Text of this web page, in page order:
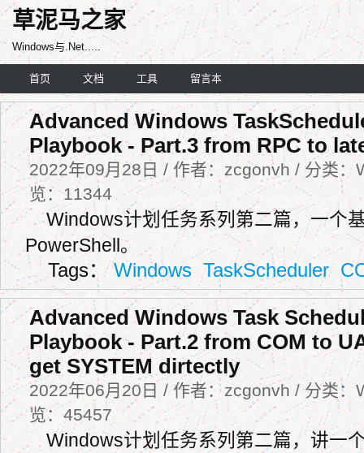
草泥马之家
Windows与.Net.....
首页 文档 工具 留言本
Advanced Windows
Playbook - Part.3 from RPC to
2022年09月28日 / 作者：zcgonvh / 分类：
览：11344
Windows计划任务系列第二篇，一个
PowerShell。
Tags：Windows TaskScheduler
Advanced Windows Task
Playbook - Part.2 from COM to
get SYSTEM dirtectly
2022年06月20日 / 作者：zcgonvh / 分类：
览：45457
Windows计划任务系列第二篇，讲一